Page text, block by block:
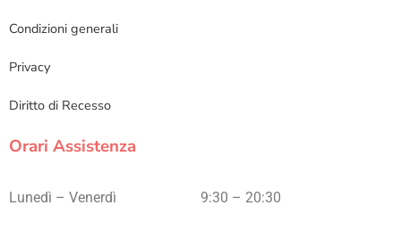
Condizioni generali
Privacy
Diritto di Recesso
Orari Assistenza
Lunedì – Venerdì 9:30 – 20:30